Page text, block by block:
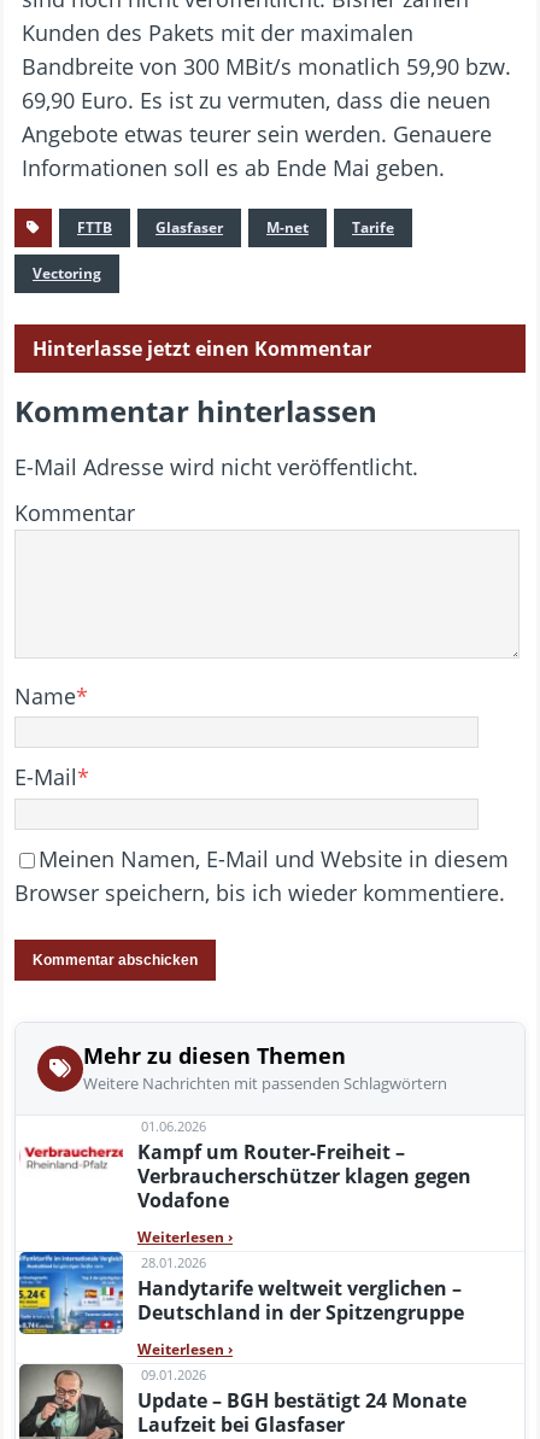
Kunden des Pakets mit der maximalen
Bandbreite von 300 MBit/s monatlich 59,90 bzw.
69,90 Euro. Es ist zu vermuten, dass die neuen
Angebote etwas teurer sein werden. Genauere
Informationen soll es ab Ende Mai geben.
FTTB Glasfaser M-net Tarife
Vectoring
Hinterlasse jetzt einen Kommentar
Kommentar hinterlassen
E-Mail Adresse wird nicht veröffentlicht.
Kommentar
Name*
E-Mail*
Meinen Namen, E-Mail und Website in diesem
Browser speichern, bis ich wieder kommentiere.
Mehr zu diesen Themen
Weitere Nachrichten mit passenden Schlagwörtern
01.06.2026
Kampf um Router-Freiheit –
Verbraucherschützer klagen gegen
Vodafone
Weiterlesen ›
28.01.2026
Handytarife weltweit verglichen –
Deutschland in der Spitzengruppe
Weiterlesen ›
09.01.2026
Update – BGH bestätigt 24 Monate
Laufzeit bei Glasfaser